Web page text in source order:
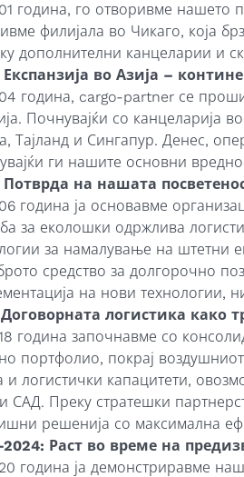
година, го отворивме нашето
филијала во Чикаго, која
дополнителни канцеларии и
во Азија –
година, cargo-partner се
Почнувајќи со канцеларија
Тајланд и Сингапур. Денес,
ги нашите основни
Потврда на нашата
година ја основавме
за еколошки одржлива
за намалување на штетни
средство за долгорочно
на нови технологии,
логистика како
година започнавме со
портфолио, покрај
и логистички капацитети,
и САД. Преку стратешки
решенија со максимална
Раст во време на
година ја демонстриравме